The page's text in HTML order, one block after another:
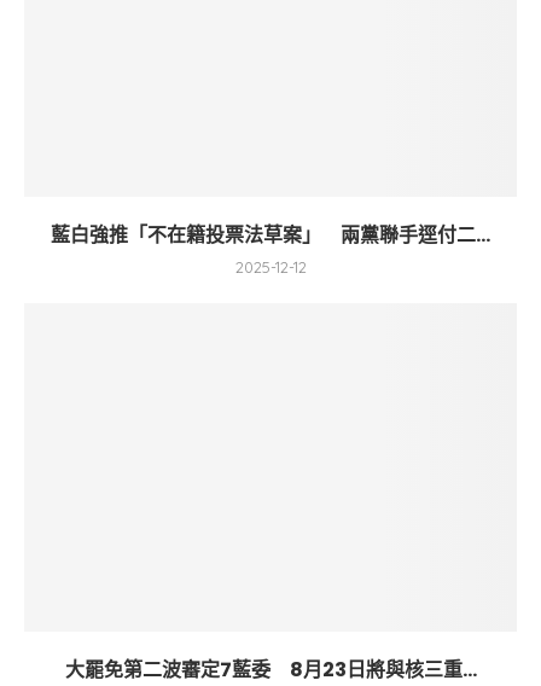
藍白強推「不在籍投票法草案」 兩黨聯手逕付二...
2025-12-12
大罷免第二波審定7藍委 8月23日將與核三重...